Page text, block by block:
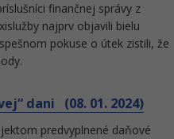
finančnej správy z
najprv objavili bielu
pokuse o útek zistili, že
dani (08. 01. 2024)
predvyplnené daňové